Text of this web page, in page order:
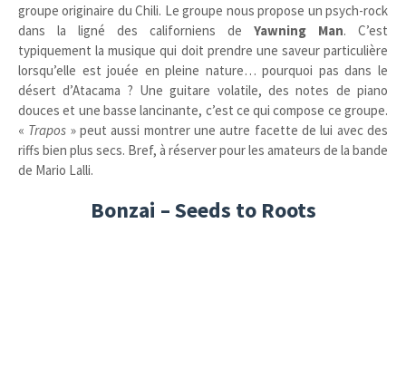
groupe originaire du Chili. Le groupe nous propose un psych-rock
dans la ligné des californiens de Yawning Man. C’est
typiquement la musique qui doit prendre une saveur particulière
lorsqu’elle est jouée en pleine nature… pourquoi pas dans le
désert d’Atacama ? Une guitare volatile, des notes de piano
douces et une basse lancinante, c’est ce qui compose ce groupe.
« Trapos » peut aussi montrer une autre facette de lui avec des
riffs bien plus secs. Bref, à réserver pour les amateurs de la bande
de Mario Lalli.
Bonzai – Seeds to Roots